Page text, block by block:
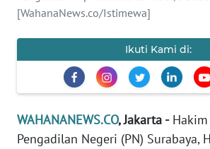
[WahanaNews.co/Istimewa]
Ikuti Kami di:
WAHANANEWS.CO, Jakarta -
Pengadilan Negeri (PN) Surabaya,
OLAHRAGA
EDITORIAL
Informasi